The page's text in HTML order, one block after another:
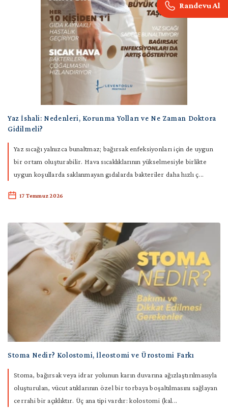
Randevu Al
Yaz İshali: Nedenleri, Korunma Yolları ve Ne Zaman Doktora
Gidilmeli?
Yaz sıcağı yalnızca bunaltmaz; bağırsak enfeksiyonları için de uygun
bir ortam oluşturabilir. Hava sıcaklıklarının yükselmesiyle birlikte
uygun koşullarda saklanmayan gıdalarda bakteriler daha hızlı ç...
17 Temmuz 2026
Stoma Nedir? Kolostomi, İleostomi ve Ürostomi Farkı
Stoma, bağırsak veya idrar yolunun karın duvarına ağızlaştırılmasıyla
oluşturulan, vücut atıklarının özel bir torbaya boşaltılmasını sağlayan
cerrahi bir açıklıktır. Üç ana tipi vardır: kolostomi (kal...